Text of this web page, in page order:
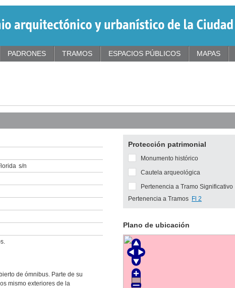
s/n
de ómnibus. Parte de su
mismo exteriores de la
Protección patrimonial
Monumento histórico
Cautela arqueológica
Pertenencia a Tramo Significativo
Pertenencia a Tramos Fl 2
Plano de ubicación
PADRONES TRAMOS ESPACIOS PÚBLICOS MAPAS